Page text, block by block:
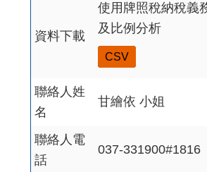
資料下載
使用牌照稅納稅義
及比例分析
CSV
聯絡人姓
名
甘繪依 小姐
聯絡人電
話
037-331900#1816